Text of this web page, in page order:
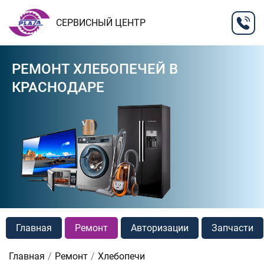
СЕРВИСНЫЙ ЦЕНТР
РЕМОНТ ХЛЕБОПЕЧЕЙ В
КРАСНОДАРЕ
Главная Ремонт Авторизации Запчасти
Главная Ремонт Хлебопечи